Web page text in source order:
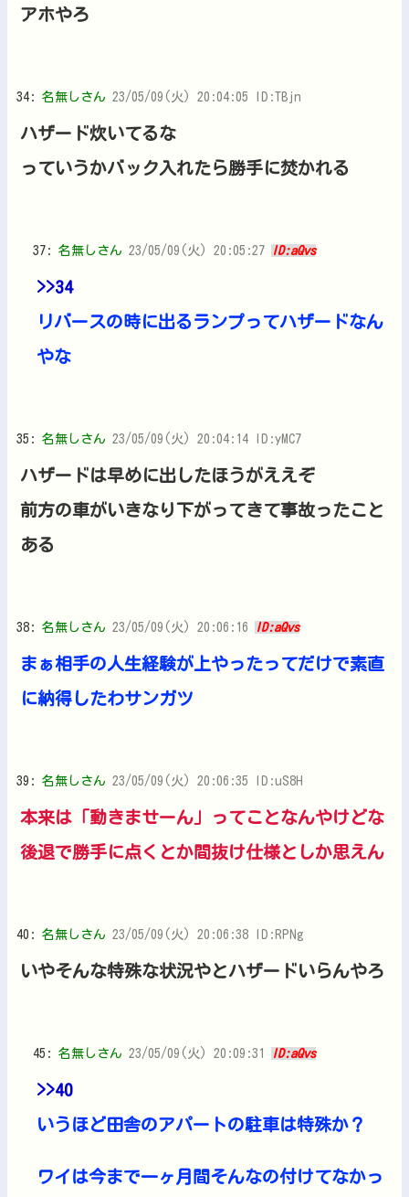
アホやろ
34: 名無しさん 23/05/09(火) 20:04:05 ID:TBjn
ハザード炊いてるな
っていうかバック入れたら勝手に焚かれる
37: 名無しさん 23/05/09(火) 20:05:27 ID:aQvs
>>34
リバースの時に出るランプってハザードなん
やな
35: 名無しさん 23/05/09(火) 20:04:14 ID:yMC7
ハザードは早めに出したほうがええぞ
前方の車がいきなり下がってきて事故ったこと
ある
38: 名無しさん 23/05/09(火) 20:06:16 ID:aQvs
まぁ相手の人生経験が上やったってだけで素直
に納得したわサンガツ
39: 名無しさん 23/05/09(火) 20:06:35 ID:uS8H
本来は「動きませーん」ってことなんやけどな
後退で勝手に点くとか間抜け仕様としか思えん
40: 名無しさん 23/05/09(火) 20:06:38 ID:RPNg
いやそんな特殊な状況やとハザードいらんやろ
45: 名無しさん 23/05/09(火) 20:09:31 ID:aQvs
>>40
いうほど田舎のアパートの駐車は特殊か？
ワイは今まで一ヶ月間そんなの付けてなかっ